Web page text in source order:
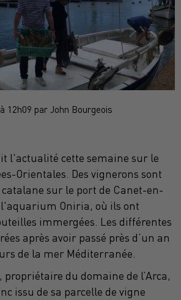
12h09 par John Bourgeois
l'actualité cette semaine sur le
Orientales. Des vignerons sont
sur le port de Canet-en-
l'aquarium Oniria, où ils ont
immergées. Les différentes
après avoir passé près d’un an
de la mer Méditerranée.
du domaine de l’Arca,
issu de sa parcelle de vigne